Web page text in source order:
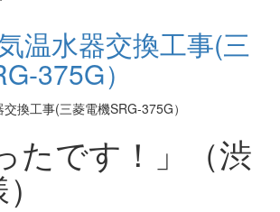
温水器交換工事(三
375G）
たです！」（渋